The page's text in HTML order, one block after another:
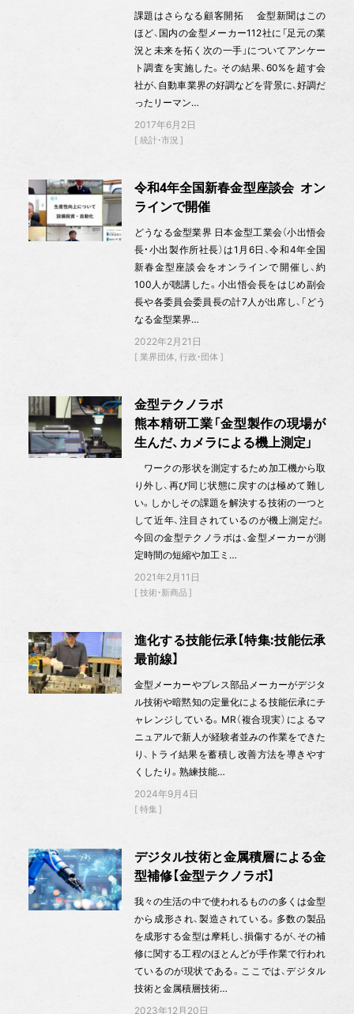
課題はさらなる顧客開拓 金型新聞はこの
ほど、国内の金型メーカー112社に「足元の業
況と未来を拓く次の一手」についてアンケー
ト調査を実施した。その結果、60%を超す会
社が、自動車業界の好調などを背景に、好調だ
ったリーマン…
2017年6月2日
統計・市況
令和4年全国新春金型座談会 オン
ラインで開催
どうなる金型業界 日本金型工業会（小出悟会
長・小出製作所社長）は1月6日、令和4年全国
新春金型座談会をオンラインで開催し、約
100人が聴講した。小出悟会長をはじめ副会
長や各委員会委員長の計7人が出席し、「どう
なる金型業界…
2022年2月21日
業界団体 行政・団体
金型テクノラボ
熊本精研工業「金型製作の現場が
生んだ、カメラによる機上測定」
ワークの形状を測定するため加工機から取
り外し、再び同じ状態に戻すのは極めて難し
い。しかしその課題を解決する技術の一つと
して近年、注目されているのが機上測定だ。
今回の金型テクノラボは、金型メーカーが測
定時間の短縮や加工ミ…
2021年2月11日
技術・新商品
進化する技能伝承【特集:技能伝承
最前線】
金型メーカーやプレス部品メーカーがデジタ
ル技術や暗黙知の定量化による技能伝承にチ
ャレンジしている。MR（複合現実）によるマ
ニュアルで新人が経験者並みの作業をできた
り、トライ結果を蓄積し改善方法を導きやす
くしたり。熟練技能…
2024年9月4日
特集
デジタル技術と金属積層による金
型補修【金型テクノラボ】
我々の生活の中で使われるものの多くは金型
から成形され、製造されている。多数の製品
を成形する金型は摩耗し、損傷するが、その補
修に関する工程のほとんどが手作業で行われ
ているのが現状である。ここでは、デジタル
技術と金属積層技術…
2023年12月20日